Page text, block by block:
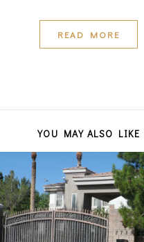
READ MORE
YOU MAY ALSO LIKE